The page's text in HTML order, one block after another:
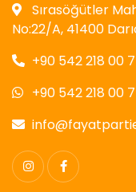
Sırasöğütler
No:22/A, 41400
+90 542 218 00
+90 542 218 00